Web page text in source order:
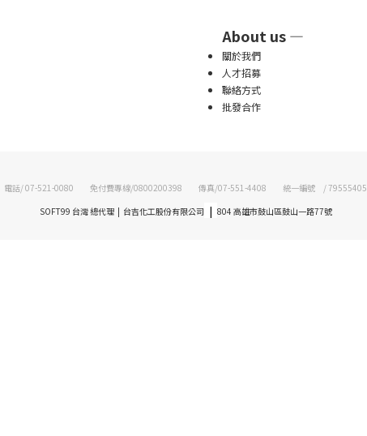
About us —
關於我們
人才招募
聯絡方式
批發合作
電話/ 07-521-0080 免付費專線/0800200398 傳真/07-551-4408 統一編號 / 79555405
SOFT99 台灣 總代理 | 台吉化工股份有限公司 | 804 高雄市鼓山區鼓山一路77號